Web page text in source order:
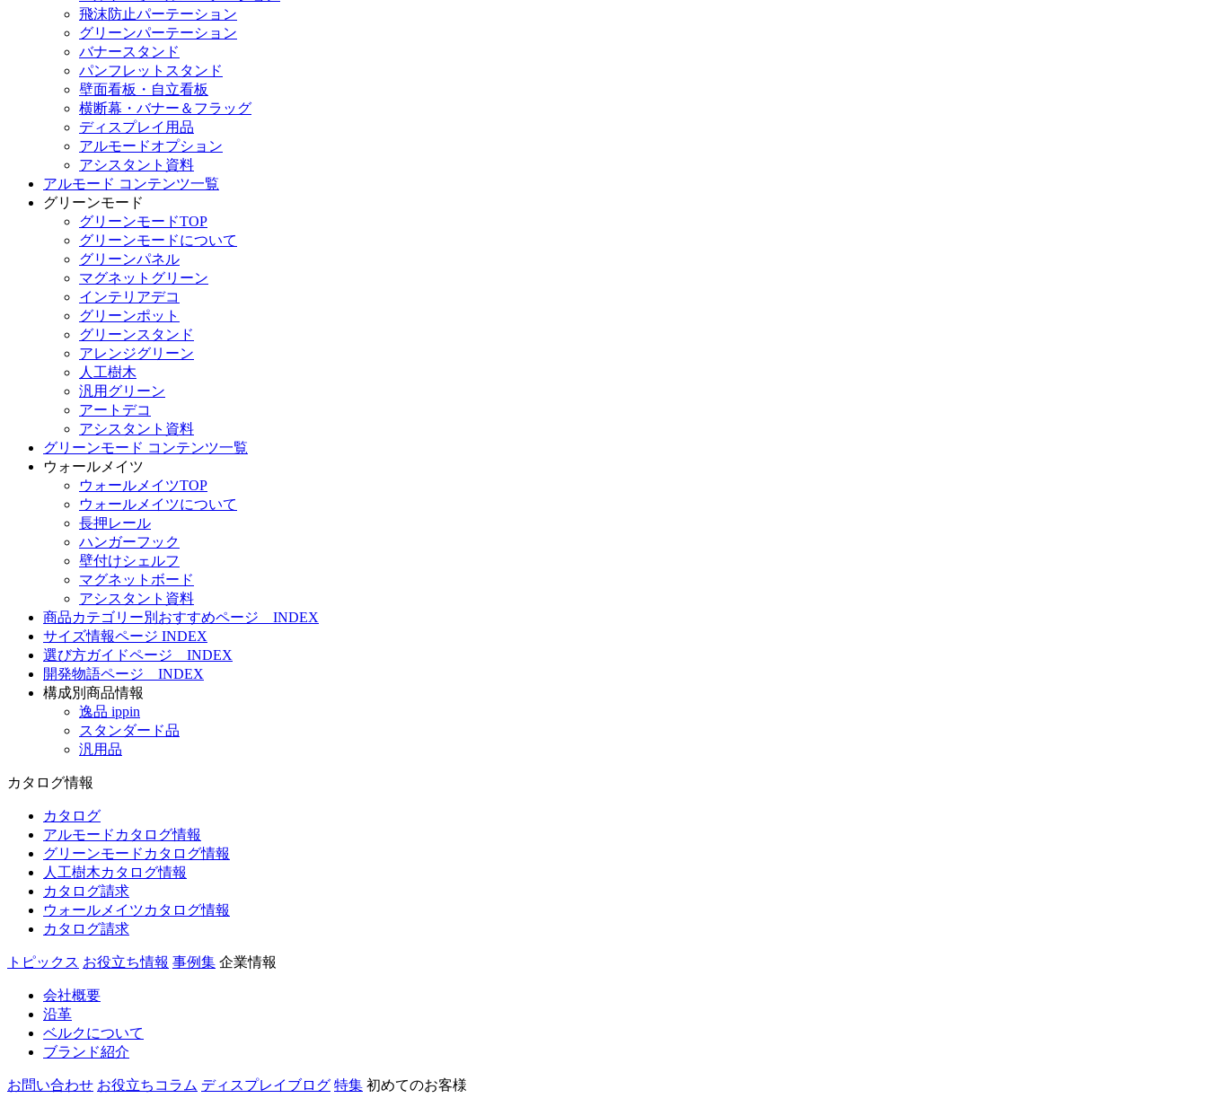
飛沫防止パーテーション
グリーンパーテーション
バナースタンド
パンフレットスタンド
壁面看板・自立看板
横断幕・バナー＆フラッグ
ディスプレイ用品
アルモードオプション
アシスタント資料
アルモード コンテンツ一覧
グリーンモード
グリーンモードTOP
グリーンモードについて
グリーンパネル
マグネットグリーン
インテリアデコ
グリーンポット
グリーンスタンド
アレンジグリーン
人工樹木
汎用グリーン
アートデコ
アシスタント資料
グリーンモード コンテンツ一覧
ウォールメイツ
ウォールメイツTOP
ウォールメイツについて
長押レール
ハンガーフック
壁付けシェルフ
マグネットボード
アシスタント資料
商品カテゴリー別おすすめページ INDEX
サイズ情報ページ INDEX
選び方ガイドページ INDEX
開発物語ページ INDEX
構成別商品情報
逸品 ippin
スタンダード品
汎用品
カタログ情報
カタログ
アルモードカタログ情報
グリーンモードカタログ情報
人工樹木カタログ情報
カタログ請求
ウォールメイツカタログ情報
カタログ請求
トピックス お役立ち情報 事例集 企業情報
会社概要
沿革
ベルクについて
ブランド紹介
お問い合わせ お役立ちコラム ディスプレイブログ 特集 初めてのお客様